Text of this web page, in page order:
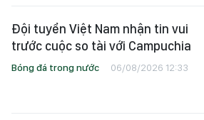
Đội tuyển Việt Nam nhận tin vui
trước cuộc so tài với Campuchia
Bóng đá trong nước 06/08/2026 12:33